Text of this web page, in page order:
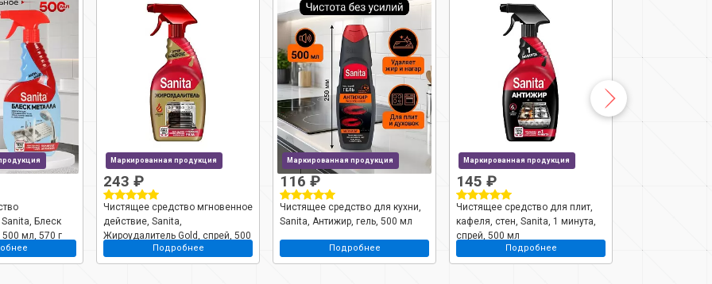
Блеск
мл, 570 г
Маркированная продукция
243 ₽
Чистящее средство мгновенное
действие, Sanita,
Жироудалитель Gold, спрей, 500
Подробнее
Маркированная продукция
116 ₽
Чистящее средство для кухни,
Sanita, Антижир, гель, 500 мл
Подробнее
Маркированная продукция
145 ₽
Чистящее средство для плит,
кафеля, стен, Sanita, 1 минута,
спрей, 500 мл
Подробнее
116 ₽